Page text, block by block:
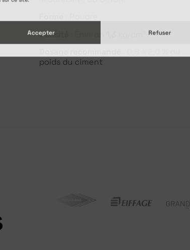
Accepter Refuser
Densité
poids du ciment